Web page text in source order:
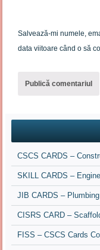
Salvează-mi numele,
data viitoare când o să
CSCS CARDS –
SKILL CARDS –
JIB CARDS –
CISRS CARD –
FISS – CSCS Cards